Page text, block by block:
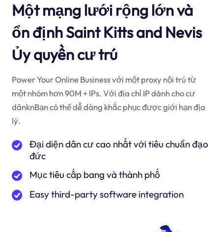
Một mạng lưới rộng lớn và
ổn định Saint Kitts and Nevis
Ủy quyền cư trú
Power Your Online Business với một proxy nội trú từ
một nhóm hơn 90M + IPs. Với địa chỉ IP dành cho cư
dânknBạn có thể dễ dàng khắc phục được giới hạn địa
lý.
Đại diện dân cư cao nhất với tiêu chuẩn đạo
đức
Mục tiêu cấp bang và thành phố
Easy third-party software integration